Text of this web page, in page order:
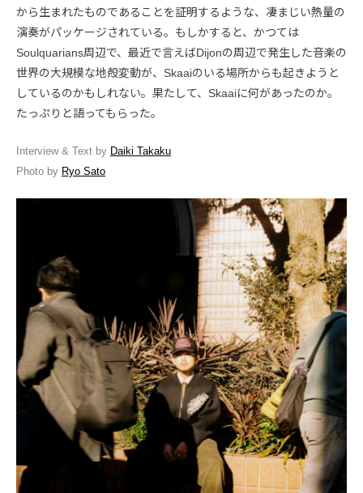
から生まれたものであることを証明するような、凄まじい熱量の
演奏がパッケージされている。もしかすると、かつては
Soulquarians周辺で、最近で言えばDijonの周辺で発生した音楽の
世界の大規模な地殻変動が、Skaaiのいる場所からも起きようと
しているのかもしれない。果たして、Skaaiに何があったのか。
たっぷりと語ってもらった。
Interview & Text by Daiki Takaku
Photo by Ryo Sato